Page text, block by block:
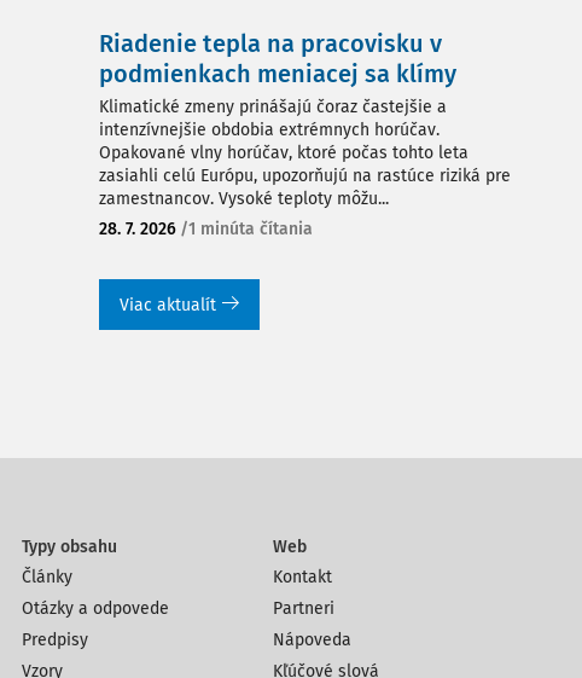
Riadenie tepla na pracovisku v
podmienkach meniacej sa klímy
Klimatické zmeny prinášajú čoraz častejšie a
intenzívnejšie obdobia extrémnych horúčav.
Opakované vlny horúčav, ktoré počas tohto leta
zasiahli celú Európu, upozorňujú na rastúce riziká pre
zamestnancov. Vysoké teploty môžu...
28. 7. 2026 /1 minúta čítania
Viac aktualít
Typy obsahu
Články
Otázky a odpovede
Predpisy
Vzory
Web
Kontakt
Partneri
Nápoveda
Kľúčové slová